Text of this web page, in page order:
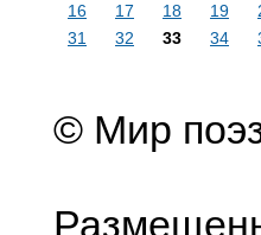
16
17 18 19
31
32 33 34
© Мир